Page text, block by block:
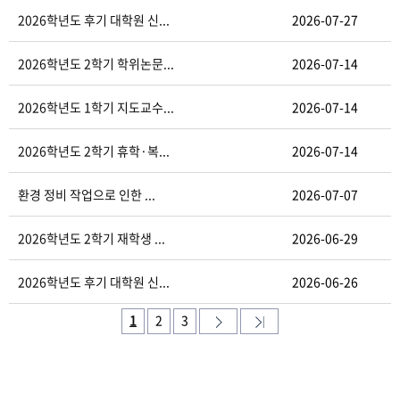
2026학년도 후기 대학원 신... 2026-07-27
2026학년도 2학기 학위논문... 2026-07-14
2026학년도 1학기 지도교수... 2026-07-14
2026학년도 2학기 휴학·복... 2026-07-14
환경 정비 작업으로 인한 ... 2026-07-07
2026학년도 2학기 재학생 ... 2026-06-29
2026학년도 후기 대학원 신... 2026-06-26
1 2 3